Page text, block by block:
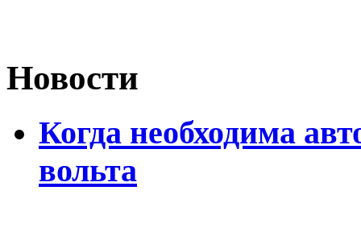
Новости
Когда необходима
вольта